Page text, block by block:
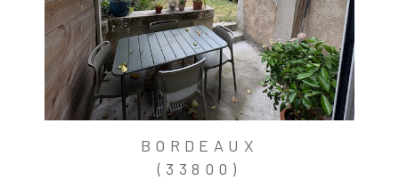
BORDEAUX
(33800)